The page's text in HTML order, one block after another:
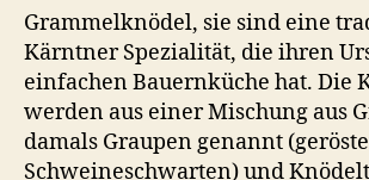
Grammelknödel, sie sind eine
Kärntner Spezialität, die ihren
einfachen Bauernküche hat. Die
werden aus einer Mischung aus
damals Graupen genannt
Schweineschwarten) und